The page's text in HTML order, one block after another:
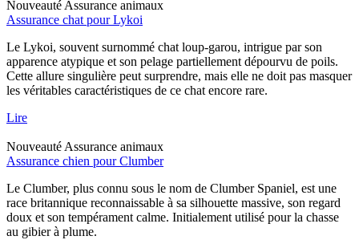
Nouveauté Assurance animaux
Assurance chat pour Lykoi
Le Lykoi, souvent surnommé chat loup-garou, intrigue par son
apparence atypique et son pelage partiellement dépourvu de poils.
Cette allure singulière peut surprendre, mais elle ne doit pas masquer
les véritables caractéristiques de ce chat encore rare.
Lire
Nouveauté Assurance animaux
Assurance chien pour Clumber
Le Clumber, plus connu sous le nom de Clumber Spaniel, est une
race britannique reconnaissable à sa silhouette massive, son regard
doux et son tempérament calme. Initialement utilisé pour la chasse
au gibier à plume.